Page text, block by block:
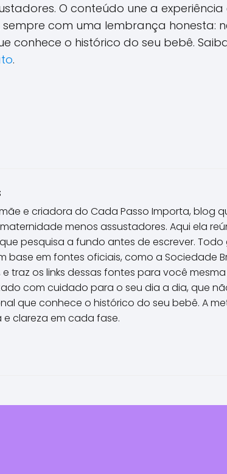
O conteúdo une a
com uma lembrança honesta:
conhece o histórico do seu bebê.
.
e criadora do Cada Passo Importa, blog
menos assustadores. Aqui ela
pesquisa a fundo antes de escrever.
base em fontes oficiais, como a Sociedade
e traz os links dessas fontes para você
com cuidado para o seu dia a dia, que
que conhece o histórico do seu bebê. A
clareza em cada fase.